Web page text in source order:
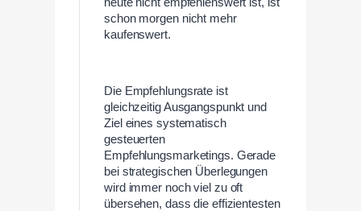
heute nicht empfehlenswert ist, ist
schon morgen nicht mehr
kaufenswert.
Die Empfehlungsrate ist
gleichzeitig Ausgangspunkt und
Ziel eines systematisch
gesteuerten
Empfehlungsmarketings. Gerade
bei strategischen Überlegungen
wird immer noch viel zu oft
übersehen, dass die effizientesten